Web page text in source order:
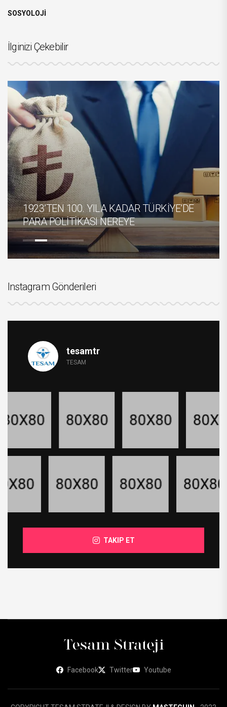
SOSYOLOJİ
İlginizi Çekebilir
1923’TEN 100. YILA KADAR TÜRKİYE’DE
PARA POLİTİKASI NEREYE
Instagram Gönderileri
tesamtr
TESAM
TAKIP ET
Facebook Twitter Youtube